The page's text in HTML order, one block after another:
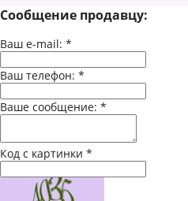
Сообщение продавцу:
Ваш e-mail: *
Ваш телефон: *
Ваше сообщение: *
Код с картинки *